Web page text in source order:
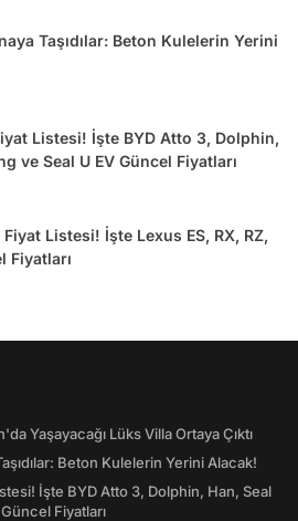
Taşıdılar: Beton Kulelerin Yerini
Listesi! İşte BYD Atto 3, Dolphin,
ve Seal U EV Güncel Fiyatları
Listesi! İşte Lexus ES, RX, RZ,
Fiyatları
Yaşayacağı Lüks Villa Ortaya Çıktı
Beton Kulelerin Yerini Alacak!
İşte BYD Atto 3, Dolphin, Han, Seal
Fiyatları